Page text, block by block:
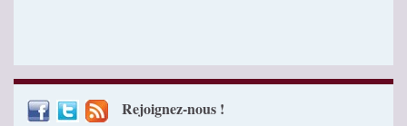
Rejoignez-nous !